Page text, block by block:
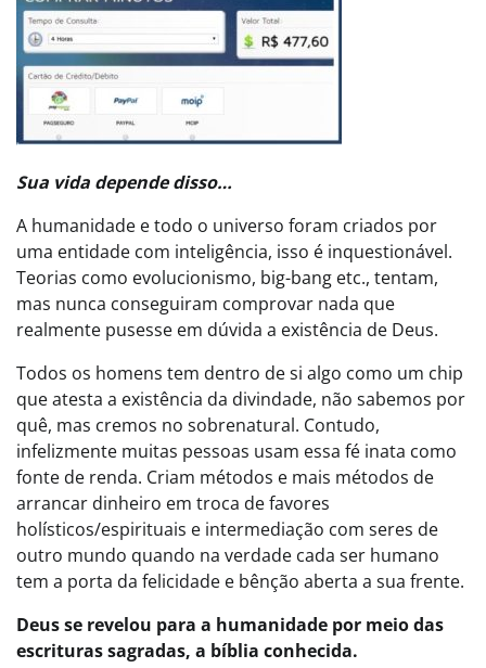
Sua vida depende disso…
A humanidade e todo o universo foram criados por
uma entidade com inteligência, isso é inquestionável.
Teorias como evolucionismo, big-bang etc., tentam,
mas nunca conseguiram comprovar nada que
realmente pusesse em dúvida a existência de Deus.
Todos os homens tem dentro de si algo como um chip
que atesta a existência da divindade, não sabemos por
quê, mas cremos no sobrenatural. Contudo,
infelizmente muitas pessoas usam essa fé inata como
fonte de renda. Criam métodos e mais métodos de
arrancar dinheiro em troca de favores
holísticos/espirituais e intermediação com seres de
outro mundo quando na verdade cada ser humano
tem a porta da felicidade e bênção aberta a sua frente.
Deus se revelou para a humanidade por meio das
escrituras sagradas, a bíblia conhecida.